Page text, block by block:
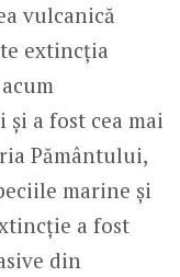
vulcanică
extincția
a fost cea mai
Pământului,
marine și
a fost
din